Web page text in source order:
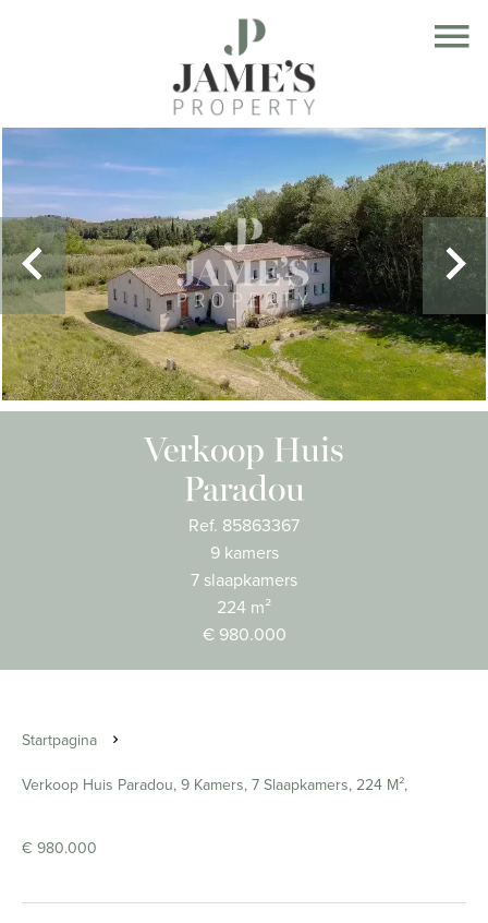
Verkoop Huis
Paradou
Ref. 85863367
9 kamers
7 slaapkamers
224 m²
€ 980.000
Startpagina
Verkoop Huis Paradou, 9 Kamers, 7 Slaapkamers, 224 M²,
€ 980.000